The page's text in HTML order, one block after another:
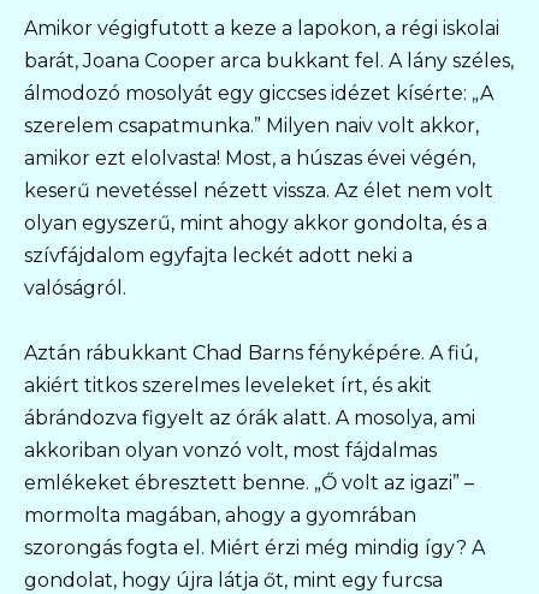
Amikor végigfutott a keze a lapokon, a régi iskolai
barát, Joana Cooper arca bukkant fel. A lány széles,
álmodozó mosolyát egy giccses idézet kísérte: „A
szerelem csapatmunka.” Milyen naiv volt akkor,
amikor ezt elolvasta! Most, a húszas évei végén,
keserű nevetéssel nézett vissza. Az élet nem volt
olyan egyszerű, mint ahogy akkor gondolta, és a
szívfájdalom egyfajta leckét adott neki a
valóságról.
Aztán rábukkant Chad Barns fényképére. A fiú,
akiért titkos szerelmes leveleket írt, és akit
ábrándozva figyelt az órák alatt. A mosolya, ami
akkoriban olyan vonzó volt, most fájdalmas
emlékeket ébresztett benne. „Ő volt az igazi” –
mormolta magában, ahogy a gyomrában
szorongás fogta el. Miért érzi még mindig így? A
gondolat, hogy újra látja őt, mint egy furcsa